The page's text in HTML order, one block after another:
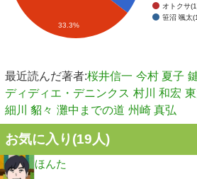
オトクサ
笹沼 颯太
33.3%
最近読んだ著者:桜井信一 今村 夏子
ディディエ・デニンクス 村川 和宏
細川 貂々 灘中までの道 州崎 真弘
お気に入り(19人)
ほんた